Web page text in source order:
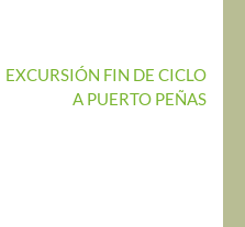
EXCURSIÓN FIN DE CICLO
A PUERTO PEÑAS